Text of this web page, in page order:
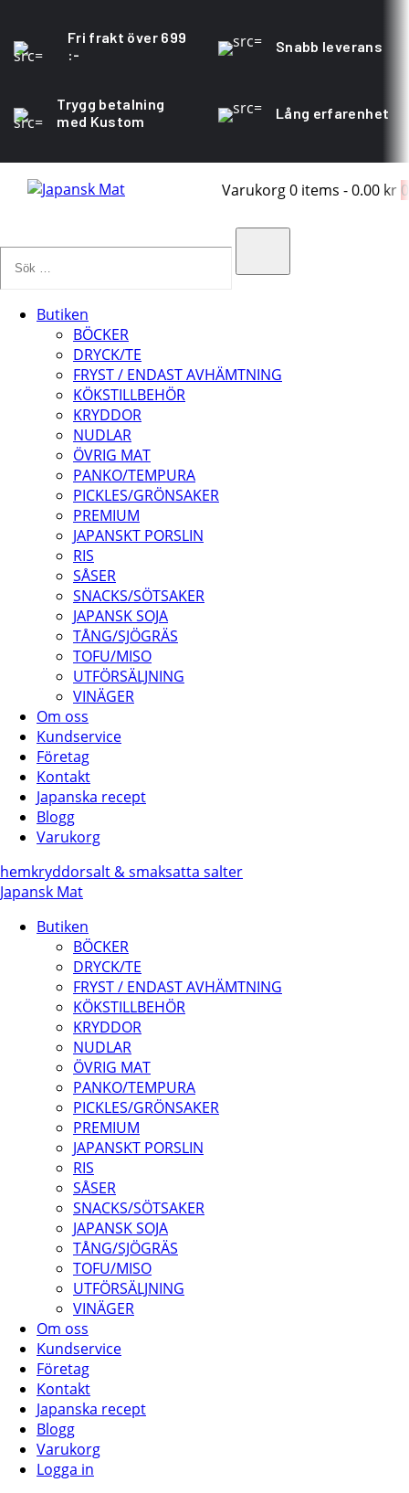
Fri frakt över 699
:-
Snabb leverans
Trygg betalning
med Kustom
Lång erfarenhet
Varukorg0 items -0.00 kr 0
Butiken
BÖCKER
DRYCK/TE
FRYST / ENDAST AVHÄMTNING
KÖKSTILLBEHÖR
KRYDDOR
NUDLAR
ÖVRIG MAT
PANKO/TEMPURA
PICKLES/GRÖNSAKER
PREMIUM
JAPANSKT PORSLIN
RIS
SÅSER
SNACKS/SÖTSAKER
JAPANSK SOJA
TÅNG/SJÖGRÄS
TOFU/MISO
UTFÖRSÄLJNING
VINÄGER
Om oss
Kundservice
Företag
Kontakt
Japanska recept
Blogg
Varukorg
hemkryddorsalt & smaksatta salter
Japansk Mat
Butiken
BÖCKER
DRYCK/TE
FRYST / ENDAST AVHÄMTNING
KÖKSTILLBEHÖR
KRYDDOR
NUDLAR
ÖVRIG MAT
PANKO/TEMPURA
PICKLES/GRÖNSAKER
PREMIUM
JAPANSKT PORSLIN
RIS
SÅSER
SNACKS/SÖTSAKER
JAPANSK SOJA
TÅNG/SJÖGRÄS
TOFU/MISO
UTFÖRSÄLJNING
VINÄGER
Om oss
Kundservice
Företag
Kontakt
Japanska recept
Blogg
Varukorg
Logga in